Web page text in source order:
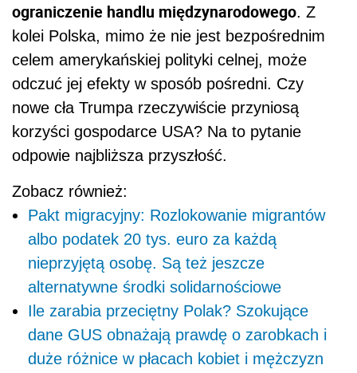
ograniczenie handlu międzynarodowego. Z
kolei Polska, mimo że nie jest bezpośrednim
celem amerykańskiej polityki celnej, może
odczuć jej efekty w sposób pośredni. Czy
nowe cła Trumpa rzeczywiście przyniosą
korzyści gospodarce USA? Na to pytanie
odpowie najbliższa przyszłość.
Zobacz również:
Pakt migracyjny: Rozlokowanie migrantów
albo podatek 20 tys. euro za każdą
nieprzyjętą osobę. Są też jeszcze
alternatywne środki solidarnościowe
Ile zarabia przeciętny Polak? Szokujące
dane GUS obnażają prawdę o zarobkach i
duże różnice w płacach kobiet i mężczyzn